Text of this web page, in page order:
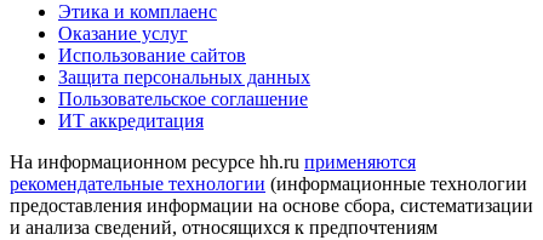
Этика и комплаенс
Оказание услуг
Использование сайтов
Защита персональных данных
Пользовательское соглашение
ИТ аккредитация
На информационном ресурсе hh.ru применяются
рекомендательные технологии (информационные технологии
предоставления информации на основе сбора, систематизации
и анализа сведений, относящихся к предпочтениям